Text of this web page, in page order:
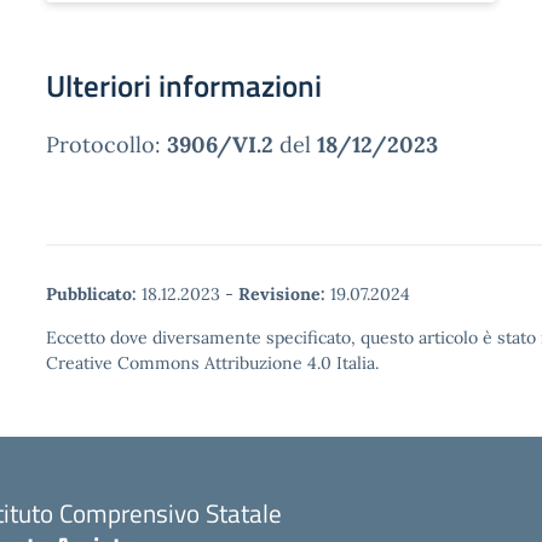
Ulteriori informazioni
Protocollo: 3906/VI.2 del 18/12/2023
Pubblicato: 18.12.2023 - Revisione: 19.07.2024
Eccetto dove diversamente specificato, questo articolo è
Creative Commons Attribuzione 4.0 Italia.
Comprensivo Statale